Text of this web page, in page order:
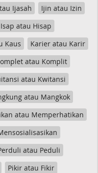
Ijasah
Ijin atau Izin
Isap atau Hisap
Kaus
Karier atau Karir
atau Komplit
atau Kwitansi
atau Mangkok
atau Memperhatikan
atau Peduli
Pikir atau Fikir